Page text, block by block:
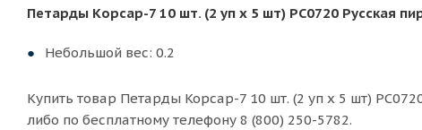
Петарды Корсар-7 10 шт. (2 уп х 5 шт) РС0720 Русская
Небольшой вес: 0.2
Купить товар Петарды Корсар-7 10 шт. (2 уп х 5 шт)
либо по бесплатному телефону 8 (800) 250-5782.